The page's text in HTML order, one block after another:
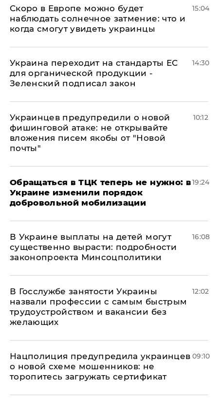
Скоро в Европе можно будет
наблюдать солнечное затмение: что и
когда смогут увидеть украинцы
15:04
Украина переходит на стандарты ЕС
для органической продукции -
Зеленский подписал закон
14:30
Украинцев предупредили о новой
фишинговой атаке: не открывайте
вложения писем якобы от "Новой
почты"
10:12
Обращаться в ТЦК теперь не нужно: в
Украине изменили порядок
добровольной мобилизации
19:24
В Украине выплаты на детей могут
существенно вырасти: подробности
законопроекта Минсоцполитики
16:08
В Госслужбе занятости Украины
назвали профессии с самым быстрым
трудоустройством и вакансии без
желающих
12:02
Нацполиция предупредила украинцев
о новой схеме мошенников: не
торопитесь загружать сертификат
09:10